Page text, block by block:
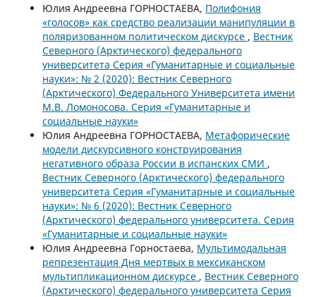
Юлия Андреевна ГОРНОСТАЕВА, Полифония
«голосов» как средство реализации манипуляции в
поляризованном политическом дискурсе , Вестник
Северного (Арктического) федерального
университета Серия «Гуманитарные и социальные
науки»: № 2 (2020): Вестник Северного
(Арктического) Федерального Университета имени
М.В. Ломоносова. Серия «Гуманитарные и
социальные науки»
Юлия Андреевна ГОРНОСТАЕВА, Метафорические
модели дискурсивного конструирования
негативного образа России в испанских СМИ ,
Вестник Северного (Арктического) федерального
университета Серия «Гуманитарные и социальные
науки»: № 6 (2020): Вестник Северного
(Арктического) федерального университета. Серия
«Гуманитарные и социальные науки»
Юлия Андреевна Горностаева, Мультимодальная
репрезентация Дня мертвых в мексиканском
мультипликационном дискурсе , Вестник Северного
(Арктического) федерального университета Серия